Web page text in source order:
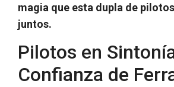
magia que esta dupla de
juntos.
Pilotos en
Confianza de